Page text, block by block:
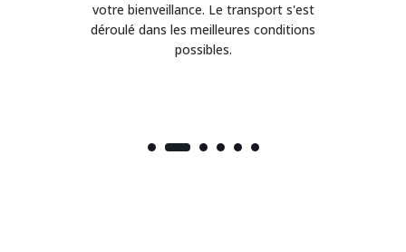
votre bienveillance. Le transport s'est
déroulé dans les meilleures conditions
possibles.